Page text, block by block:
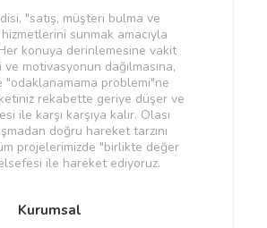
"satış, müşteri bulma ve
sunmak amacıyla
konuya derinlemesine vakit
ve motivasyonun dağılmasına,
"odaklanamama problemi"ne
rekabette geriye düşer ve
ile karşı karşıya kalır. Olası
doğru hareket tarzını
projelerimizde "birlikte değer
ile hareket ediyoruz.
Kurumsal